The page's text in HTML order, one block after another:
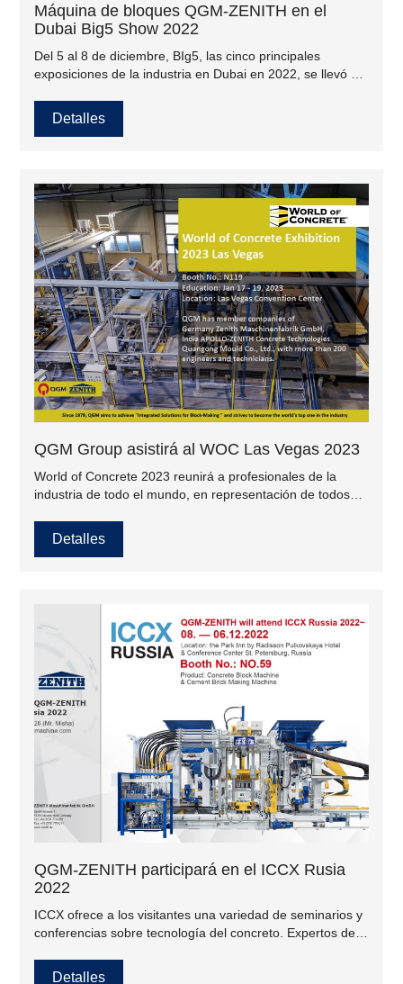
Máquina de bloques QGM-ZENITH en el
Dubai Big5 Show 2022
Del 5 al 8 de diciembre, BIg5, las cinco principales
exposiciones de la industria en Dubai en 2022, se llevó a
Center en los Emiratos Árabes Unidos. The Big 5 es una
de las exposiciones más grandes de la industria de la
todo el mundo.
Detalles
QGM Group asistirá al WOC Las Vegas 2023
World of Concrete 2023 reunirá a profesionales de la
industria de todo el mundo, en representación de todos
Detalles
QGM-ZENITH participará en el ICCX Rusia
2022
ICCX ofrece a los visitantes una variedad de seminarios y
conferencias sobre tecnología del concreto. Expertos de
importantes en el hormigón. La conferencia irá
Detalles